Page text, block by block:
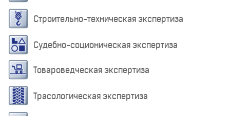
Строительно-техническая экспертиза
Судебно-соционическая экспертиза
Товароведческая экспертиза
Трасологическая экспертиза